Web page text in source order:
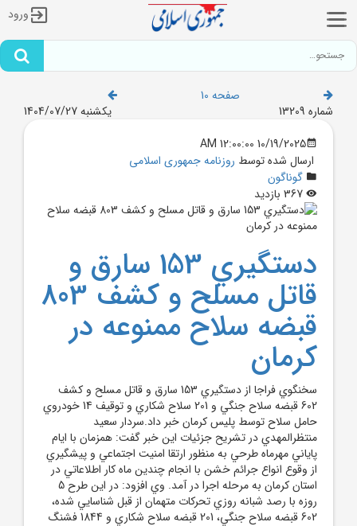
ورود
صفحه 10
شماره 13209
یکشنبه 1404/07/27
10/19/2025 12:00:00 AM
ارسال شده توسط روزنامه جمهوری اسلامی
گوناگون
دستگيري 153 سارق و
قاتل مسلح و کشف 803
قبضه سلاح ممنوعه در
کرمان
سخنگوي فراجا از دستگيري 153 سارق و قاتل مسلح و کشف
602 قبضه سلاح جنگي و 201 سلاح شکاري و توقيف 14 خودروي
حامل سلاح توسط پليس کرمان خبر داد.سردار سعيد
منتظرالمهدي در تشريح جزئيات اين خبر گفت: همزمان با ايام
پاياني مهرماه طرحي به منظور ارتقا امنيت اجتماعي و پيشگيري
از وقوع انواع جرائم خشن با انجام چندين ماه کار اطلاعاتي در
استان کرمان به مرحله اجرا در آمد. وي افزود: در اين طرح 5
روزه با رصد شبانه روزي تحرکات متهمان از قبل شناسايي شده،
602 قبضه سلاح جنگي، 201 قبضه سلاح شکاري و 1844 فشنگ